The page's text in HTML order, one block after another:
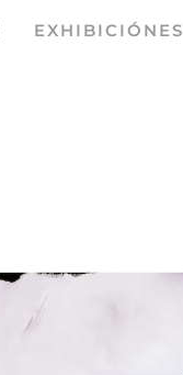
EXHIBICIÓNES